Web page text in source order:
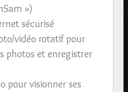
»)
sécurisé
vidéo rotatif pour
photos et enregistrer
pour visionner ses